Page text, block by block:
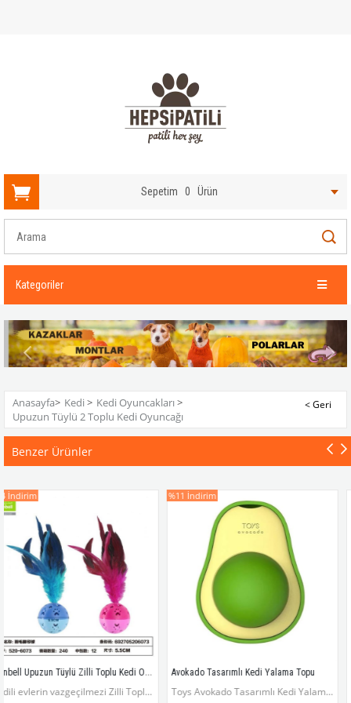
Sepetim 0 Ürün
Kategoriler
Anasayfa> Kedi > Kedi Oyuncakları >
Upuzun Tüylü 2 Toplu Kedi Oyuncağı
Benzer Ürünler
Nunbell Upuzun Tüylü Zilli Toplu Kedi Oyuncağı (1 Adet)
Kedili evlerin vazgeçilmezi Zilli Toplu Upuzun Tüylü Kedi Oyuncağı
Avokado Tasarımlı Kedi Yalama Topu
Toys Avokado Tasarımlı Kedi Yalama Topu
İndirim